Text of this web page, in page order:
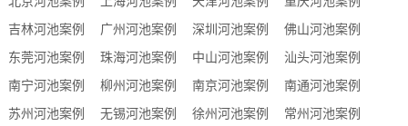
吉林河池案例
广州河池案例 深圳河池案例
佛山河池案例
东莞河池案例
珠海河池案例 中山河池案例
汕头河池案例
南宁河池案例
柳州河池案例 南京河池案例
南通河池案例
苏州河池案例
无锡河池案例 徐州河池案例 常州河池案例